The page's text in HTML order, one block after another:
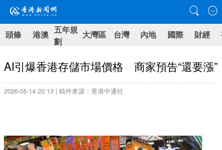
頭條 港澳 五年規
劃
大灣區 台灣 內地 國際 財經
AI引爆香港存儲市場價格 商家預告“還要漲”
2026-05-14 20:13 | 稿件來源：香港中通社